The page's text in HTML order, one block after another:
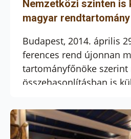
Nemzetközi szinten is
magyar rendtartomány
Budapest, 2014. április
ferences rend újonnan
tartományfőnöke szerint
összehasonlításban is
“talán ennyiféle
sem visz”.